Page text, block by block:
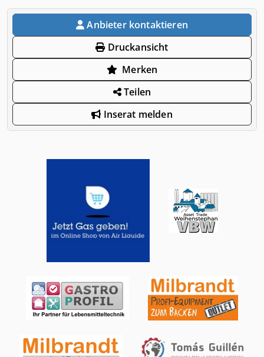
Anbieter kontaktieren
Druckansicht
Merken
Teilen
Inserat melden